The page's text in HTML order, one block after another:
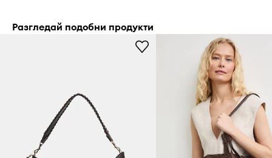
Разгледай подобни продукти